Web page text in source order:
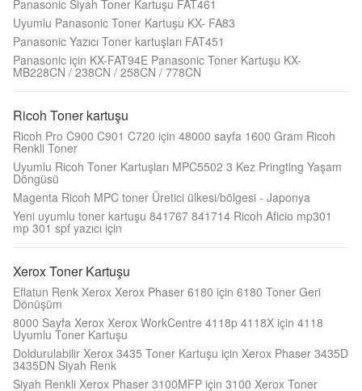
Panasonic Siyah Toner Kartuşu FAT461
Uyumlu Panasonic Toner Kartuşu KX- FA83
Panasonic Yazıcı Toner kartuşları FAT451
Panasonic için KX-FAT94E Panasonic Toner Kartuşu KX-
MB228CN / 238CN / 258CN / 778CN
Ricoh Toner kartuşu
Ricoh Pro C900 C901 C720 için 48000 sayfa 1600 Gram Ricoh
Renkli Toner
Uyumlu Ricoh Toner Kartuşları MPC5502 3 Kez Pringting Yaşam
Döngüsü
Magenta Ricoh MPC toner Üretici ülkesi/bölgesi - Japonya
Yeni uyumlu toner kartuşu 841767 841714 Ricoh Aficio mp301
mp 301 spf yazıcı için
Xerox Toner Kartuşu
Eflatun Renk Xerox Xerox Phaser 6180 için 6180 Toner Geri
Dönüşüm
8000 Sayfa Xerox Xerox WorkCentre 4118p 4118X için 4118
Uyumlu Toner Kartuşu
Doldurulabilir Xerox 3435 Toner Kartuşu için Xerox Phaser 3435D
3435DN Siyah Renk
Siyah Renkli Xerox Phaser 3100MFP için 3100 Xerox Toner